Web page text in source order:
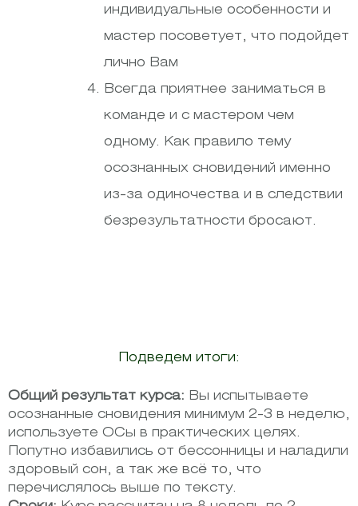
индивидуальные особенности и
мастер посоветует, что подойдет
лично Вам
Всегда приятнее заниматься в
команде и с мастером чем
одному. Как правило тему
осознанных сновидений именно
из-за одиночества и в следствии
безрезультатности бросают.
Подведем итоги:
Общий результат курса: Вы испытываете
осознанные сновидения минимум 2-3 в неделю,
используете ОСы в практических целях.
Попутно избавились от бессонницы и наладили
здоровый сон, а так же всё то, что
перечислялось выше по тексту.